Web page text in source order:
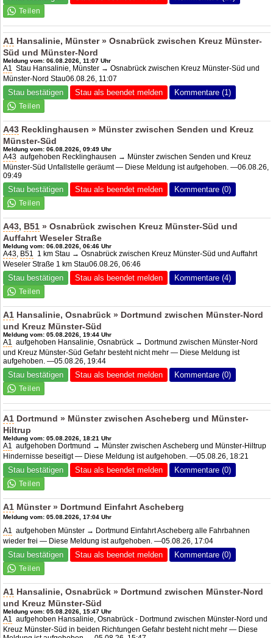
A1 Hansalinie, Münster » Osnabrück zwischen Kreuz Münster-
Süd und Münster-Nord
Meldung vom: 06.08.2026, 11:07 Uhr
A1 Stau Hansalinie, Münster → Osnabrück zwischen Kreuz Münster-Süd und
Münster-Nord Stau06.08.26, 11:07
Stau bestätigen Stau als beendet melden Kommentare (1)
A43 Recklinghausen » Münster zwischen Senden und Kreuz
Münster-Süd
Meldung vom: 06.08.2026, 09:49 Uhr
A43 aufgehoben Recklinghausen → Münster zwischen Senden und Kreuz
Münster-Süd Unfallstelle geräumt — Diese Meldung ist aufgehoben. —06.08.26,
09:49
Stau bestätigen Stau als beendet melden Kommentare (0)
A43, B51 » Osnabrück zwischen Kreuz Münster-Süd und
Auffahrt Weseler Straße
Meldung vom: 06.08.2026, 06:46 Uhr
A43, B51 1 km Stau → Osnabrück zwischen Kreuz Münster-Süd und Auffahrt
Weseler Straße 1 km Stau06.08.26, 06:46
Stau bestätigen Stau als beendet melden Kommentare (4)
A1 Hansalinie, Osnabrück » Dortmund zwischen Münster-Nord
und Kreuz Münster-Süd
Meldung vom: 05.08.2026, 19:44 Uhr
A1 aufgehoben Hansalinie, Osnabrück → Dortmund zwischen Münster-Nord
und Kreuz Münster-Süd Gefahr besteht nicht mehr — Diese Meldung ist
aufgehoben. —05.08.26, 19:44
Stau bestätigen Stau als beendet melden Kommentare (0)
A1 Dortmund » Münster zwischen Ascheberg und Münster-
Hiltrup
Meldung vom: 05.08.2026, 18:21 Uhr
A1 aufgehoben Dortmund → Münster zwischen Ascheberg und Münster-Hiltrup
Hindernisse beseitigt — Diese Meldung ist aufgehoben. —05.08.26, 18:21
Stau bestätigen Stau als beendet melden Kommentare (0)
A1 Münster » Dortmund Einfahrt Ascheberg
Meldung vom: 05.08.2026, 17:04 Uhr
A1 aufgehoben Münster → Dortmund Einfahrt Ascheberg alle Fahrbahnen
wieder frei — Diese Meldung ist aufgehoben. —05.08.26, 17:04
Stau bestätigen Stau als beendet melden Kommentare (0)
A1 Hansalinie, Osnabrück » Dortmund zwischen Münster-Nord
und Kreuz Münster-Süd
Meldung vom: 05.08.2026, 15:47 Uhr
A1 aufgehoben Hansalinie, Osnabrück - Dortmund zwischen Münster-Nord und
Kreuz Münster-Süd in beiden Richtungen Gefahr besteht nicht mehr — Diese